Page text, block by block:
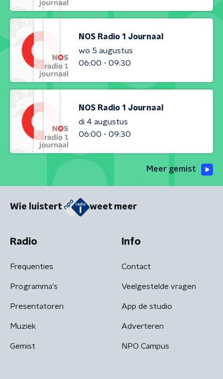
NOS Radio 1 Journaal
wo 5 augustus
06:00 - 09:30
NOS Radio 1 Journaal
di 4 augustus
06:00 - 09:30
Meer gemist
Wie luistert weet meer
Radio
Frequenties
Programma's
Presentatoren
Muziek
Gemist
Info
Contact
Veelgestelde vragen
App de studio
Adverteren
NPO Campus